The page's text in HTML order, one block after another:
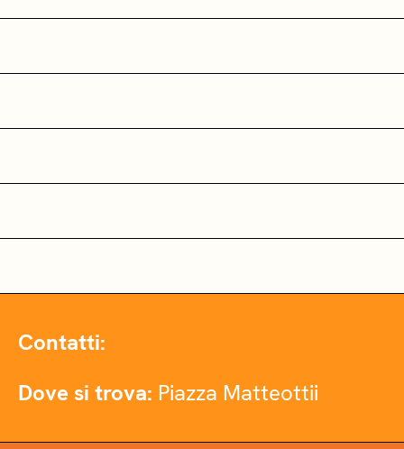
Contatti:
Dove si trova: Piazza Matteottii